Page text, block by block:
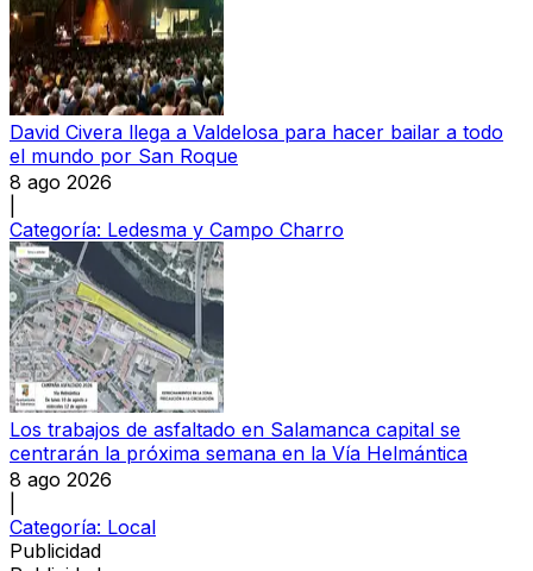
David Civera llega a Valdelosa para hacer bailar a todo
el mundo por San Roque
8 ago 2026
Categoría: Ledesma y Campo Charro
Los trabajos de asfaltado en Salamanca capital se
centrarán la próxima semana en la Vía Helmántica
8 ago 2026
Categoría: Local
Publicidad